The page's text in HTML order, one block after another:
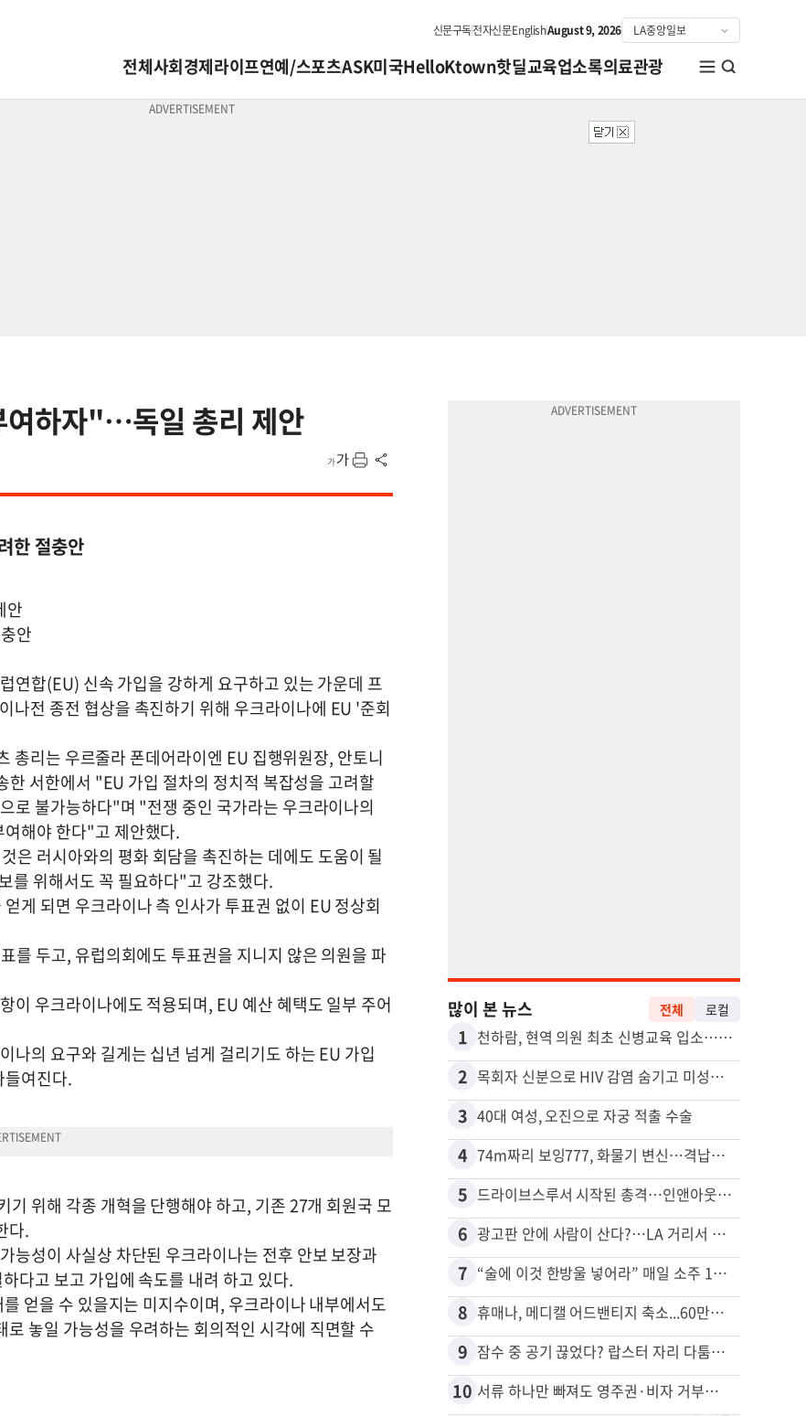
신문구독전자신문EnglishAugust 9, 2026
전체사회경제라이프연예/스포츠ASK미국HelloKtown핫딜교육업소록의료관광
하자"…독일 총리 제안
한 절충안
안
안
연합(EU) 신속 가입을 강하게 요구하고 있는 가운데 프
나전 종전 협상을 촉진하기 위해 우크라이나에 EU '준회
총리는 우르줄라 폰데어라이엔 EU 집행위원장, 안토니
서한에서 "EU 가입 절차의 정치적 복잡성을 고려할
로 불가능하다"며 "전쟁 중인 국가라는 우크라이나의
해야 한다"고 제안했다.
은 러시아와의 평화 회담을 촉진하는 데에도 도움이 될
를 위해서도 꼭 필요하다"고 강조했다.
게 되면 우크라이나 측 인사가 투표권 없이 EU 정상회
를 두고, 유럽의회에도 투표권을 지니지 않은 의원을 파
이 우크라이나에도 적용되며, EU 예산 혜택도 일부 주어
나의 요구와 길게는 십년 넘게 걸리기도 하는 EU 가입
들여진다.
위해 각종 개혁을 단행해야 하고, 기존 27개 회원국 모
다.
능성이 사실상 차단된 우크라이나는 전후 안보 보장과
다고 보고 가입에 속도를 내려 하고 있다.
얻을 수 있을지는 미지수이며, 우크라이나 내부에서도
놓일 가능성을 우려하는 회의적인 시각에 직면할 수
많이 본 뉴스 전체 로컬
1 천하람, 현역 의원 최초 신병교육 입소…논산서 2박3일 생활
2 목회자 신분으로 HIV 감염 숨기고 미성년자와 성관계
3 40대 여성, 오진으로 자궁 적출 수술
4 74m짜리 보잉777, 화물기 변신…격납고서 ‘보물’ 찾는 인천공항
5 드라이브스루서 시작된 총격…인앤아웃 참사 영상 공개
6 광고판 안에 사람이 산다?…LA 거리서 화제
7 “술에 이것 한방울 넣어라” 매일 소주 1병 까는 91세의 철칙
8 휴매나, 메디캘 어드밴티지 축소...60만명 플랜 상실 위기
9 잠수 중 공기 끊었다? 랍스터 자리 다툼이 살인미수 사건으로
10 서류 하나만 빠져도 영주권·비자 거부…심사관 재량권 대폭 확대